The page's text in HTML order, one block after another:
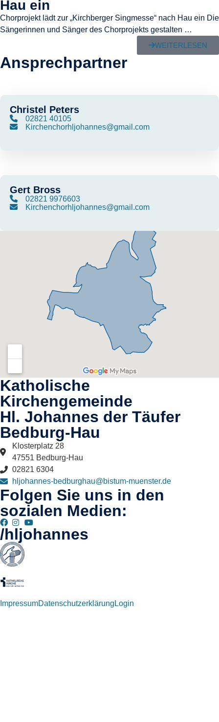
Hau ein
Chorprojekt lädt zur „Kirchberger Singmesse“ nach Hau ein Die
Sängerinnen und Sänger des Chorprojekts gestalten …
WEITERLESEN
Ansprechpartner
Christel Peters
02821 40105
Kirchenchorhljohannes@gmail.com
Gert Bross
02821 9976603
Kirchenchorhljohannes@gmail.com
Katholische
Kirchengemeinde
Hl. Johannes der Täufer
Bedburg-Hau​
Klosterplatz 28
47551 Bedburg-Hau
02821 6304
hljohannes-bedburghau@bistum-muenster.de
Folgen Sie uns in den
sozialen Medien:
/hljohannes
ImpressumDatenschutzerklärung Login